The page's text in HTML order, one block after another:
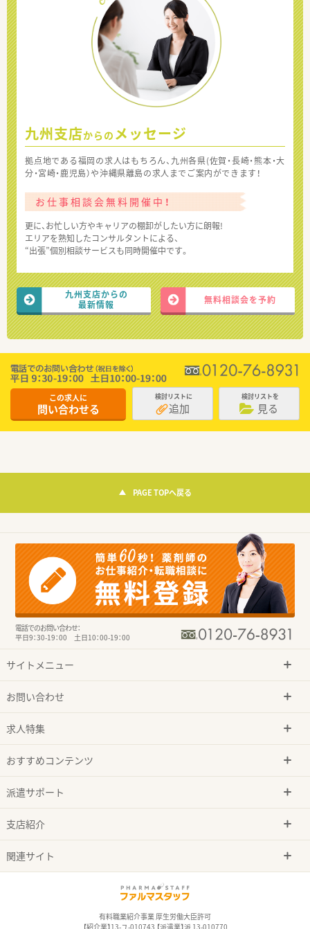
九州支店からの メッセージ
拠点地である福岡の求人はもちろん、九州各県(佐賀・長崎・熊本・大
分・宮崎・鹿児島）や沖縄県離島の求人までご案内ができます！
お仕事相談会無料開催中！
更に、お忙しい方やキャリアの棚卸がしたい方に朗報!
エリアを熟知したコンサルタントによる、
“出張”個別相談サービスも同時開催中です。
九州支店からの
最新情報
無料相談会を予約
この求人に
問い合わせる
検討リストに
追加
検討リストを
見る
PAGE TOPへ戻る
電話でのお問い合わせ：
平日9：30-19：00 土日10：00-19：00
サイトメニュー
お問い合わせ
求人特集
おすすめコンテンツ
派遣サポート
支店紹介
関連サイト
有料職業紹介事業 厚生労働大臣許可
【紹介業】13-ユ-010743 【派遣業】派 13-010770